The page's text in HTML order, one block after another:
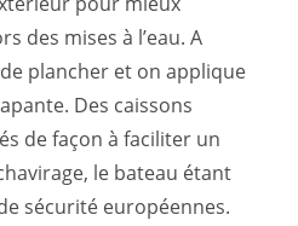
des mises à l’eau. A
de plancher et on applique
Des caissons
de façon à faciliter un
le bateau étant
sécurité européennes.